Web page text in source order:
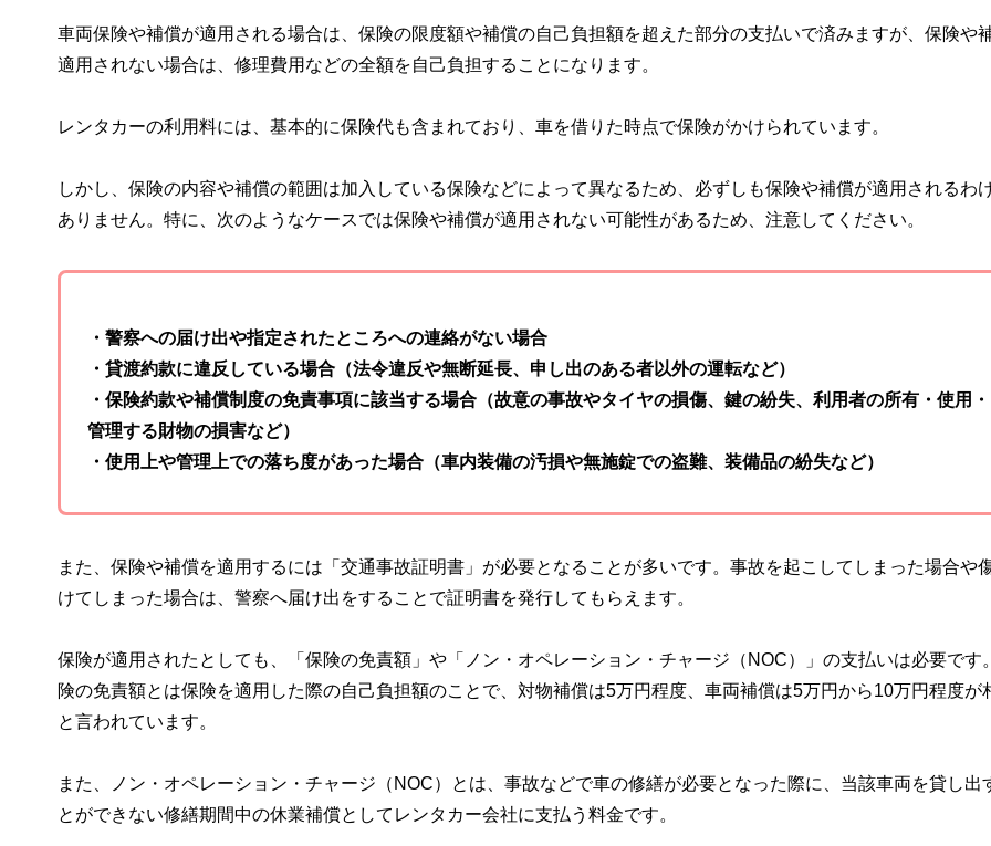
車両保険や補償が適用される場合は、保険の限度額や補償の自己負担額を超えた部分の支払いで済みますが、保険や
適用されない場合は、修理費用などの全額を自己負担することになります。
レンタカーの利用料には、基本的に保険代も含まれており、車を借りた時点で保険がかけられています。
しかし、保険の内容や補償の範囲は加入している保険などによって異なるため、必ずしも保険や補償が適用されるわ
ありません。特に、次のようなケースでは保険や補償が適用されない可能性があるため、注意してください。
・警察への届け出や指定されたところへの連絡がない場合
・貸渡約款に違反している場合（法令違反や無断延長、申し出のある者以外の運転など）
・保険約款や補償制度の免責事項に該当する場合（故意の事故やタイヤの損傷、鍵の紛失、利用者の所有・使用・
管理する財物の損害など）
・使用上や管理上での落ち度があった場合（車内装備の汚損や無施錠での盗難、装備品の紛失など）
また、保険や補償を適用するには「交通事故証明書」が必要となることが多いです。事故を起こしてしまった場合や
けてしまった場合は、警察へ届け出をすることで証明書を発行してもらえます。
保険が適用されたとしても、「保険の免責額」や「ノン・オペレーション・チャージ（NOC）」の支払いは必要です
険の免責額とは保険を適用した際の自己負担額のことで、対物補償は5万円程度、車両補償は5万円から10万円程度が
と言われています。
また、ノン・オペレーション・チャージ（NOC）とは、事故などで車の修繕が必要となった際に、当該車両を貸し出
とができない修繕期間中の休業補償としてレンタカー会社に支払う料金です。